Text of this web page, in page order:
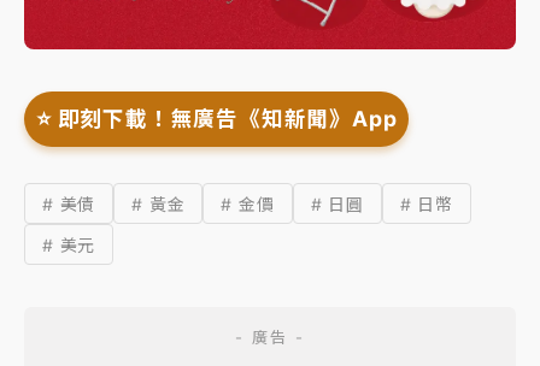
⭐️ 即刻下載！無廣告《知新聞》App
# 美債 # 黃金 # 金價 # 日圓
# 日幣
# 美元